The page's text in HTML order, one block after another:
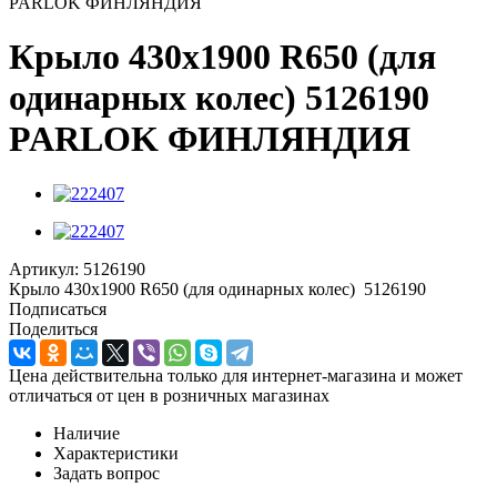
Крыло 430x1900 R650 (для
одинарных колес) 5126190
PARLOK ФИНЛЯНДИЯ
Артикул: 5126190
Крыло 430x1900 R650 (для одинарных колес) 5126190
Подписаться
Поделиться
Цена действительна только для интернет-магазина и может
отличаться от цен в розничных магазинах
Наличие
Характеристики
Задать вопрос